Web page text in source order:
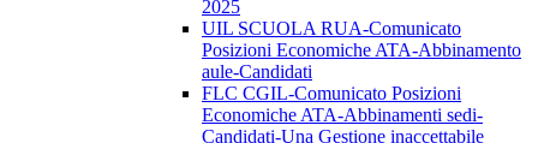
2025
UIL SCUOLA RUA-Comunicato
Posizioni Economiche ATA-Abbinamento
aule-Candidati
FLC CGIL-Comunicato Posizioni
Economiche ATA-Abbinamenti sedi-
Candidati-Una Gestione inaccettabile